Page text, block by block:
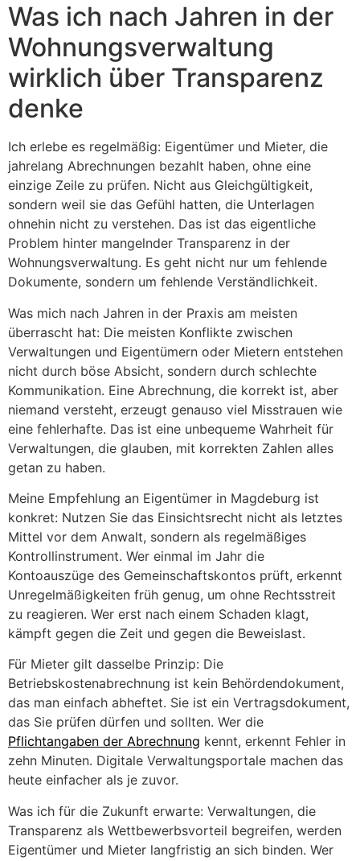
Was ich nach Jahren in der
Wohnungsverwaltung
wirklich über Transparenz
denke
Ich erlebe es regelmäßig: Eigentümer und Mieter, die
jahrelang Abrechnungen bezahlt haben, ohne eine
einzige Zeile zu prüfen. Nicht aus Gleichgültigkeit,
sondern weil sie das Gefühl hatten, die Unterlagen
ohnehin nicht zu verstehen. Das ist das eigentliche
Problem hinter mangelnder Transparenz in der
Wohnungsverwaltung. Es geht nicht nur um fehlende
Dokumente, sondern um fehlende Verständlichkeit.
Was mich nach Jahren in der Praxis am meisten
überrascht hat: Die meisten Konflikte zwischen
Verwaltungen und Eigentümern oder Mietern entstehen
nicht durch böse Absicht, sondern durch schlechte
Kommunikation. Eine Abrechnung, die korrekt ist, aber
niemand versteht, erzeugt genauso viel Misstrauen wie
eine fehlerhafte. Das ist eine unbequeme Wahrheit für
Verwaltungen, die glauben, mit korrekten Zahlen alles
getan zu haben.
Meine Empfehlung an Eigentümer in Magdeburg ist
konkret: Nutzen Sie das Einsichtsrecht nicht als letztes
Mittel vor dem Anwalt, sondern als regelmäßiges
Kontrollinstrument. Wer einmal im Jahr die
Kontoauszüge des Gemeinschaftskontos prüft, erkennt
Unregelmäßigkeiten früh genug, um ohne Rechtsstreit
zu reagieren. Wer erst nach einem Schaden klagt,
kämpft gegen die Zeit und gegen die Beweislast.
Für Mieter gilt dasselbe Prinzip: Die
Betriebskostenabrechnung ist kein Behördendokument,
das man einfach abheftet. Sie ist ein Vertragsdokument,
das Sie prüfen dürfen und sollten. Wer die
Pflichtangaben der Abrechnung kennt, erkennt Fehler in
zehn Minuten. Digitale Verwaltungsportale machen das
heute einfacher als je zuvor.
Was ich für die Zukunft erwarte: Verwaltungen, die
Transparenz als Wettbewerbsvorteil begreifen, werden
Eigentümer und Mieter langfristig an sich binden. Wer